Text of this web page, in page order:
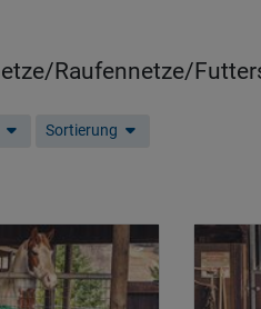
Raufennetze/
Sortierung